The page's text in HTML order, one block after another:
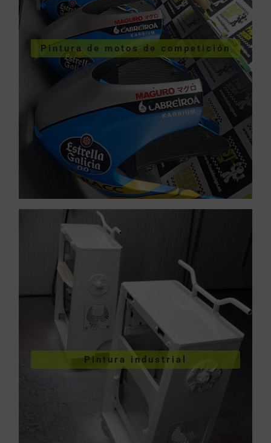
Pintura de motos de competición
Pintura de motos de
competición
VER SERVICIOS URGENTES
Pintura industrial
Pintura de piezas
industriales
VER PINTURA INDUSTRIAL